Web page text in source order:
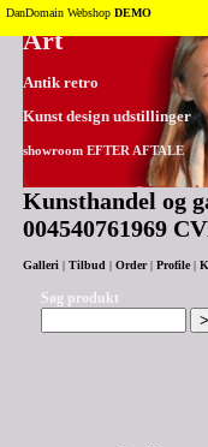
Tilbage til toppen
Art
Antik retro
Kunst design udstillinger
showroom EFTER AFTALE
Kunsthandel og
004540761969
Galleri Tilbud Order| Profile|
Søg produkt
DanDomain Webshop DEMO